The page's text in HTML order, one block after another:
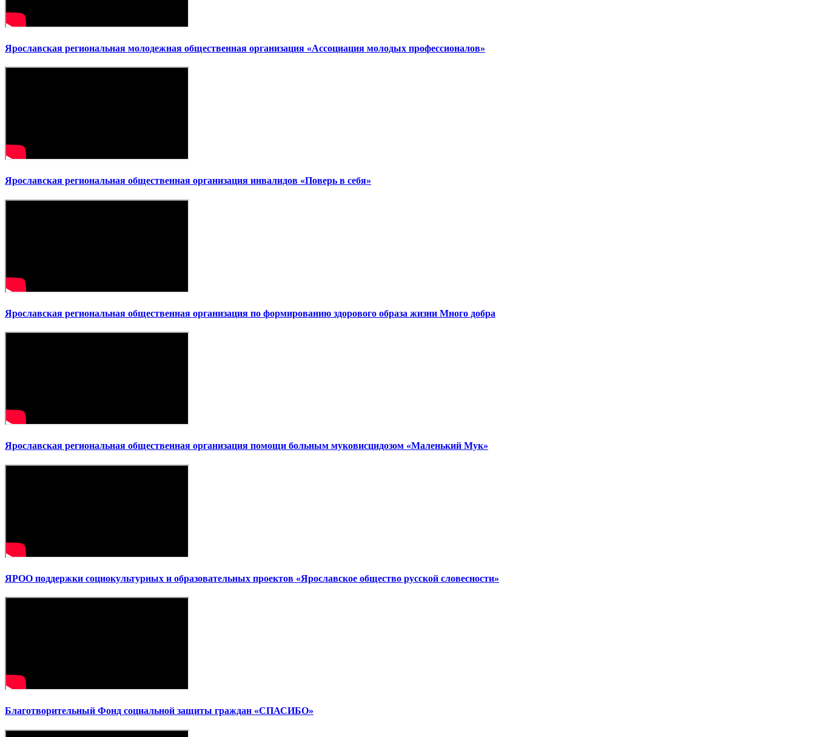
Ярославская региональная молодежная общественная организация «Ассоциация молодых профессионалов»
Ярославская региональная общественная организация инвалидов «Поверь в себя»
Ярославская региональная общественная организация по формированию здорового образа жизни Много добра
Ярославская региональная общественная организация помощи больным муковисцидозом «Маленький Мук»
ЯРОО поддержки социокультурных и образовательных проектов «Ярославское общество русской словесности»
Благотворительный Фонд социальной защиты граждан «СПАСИБО»